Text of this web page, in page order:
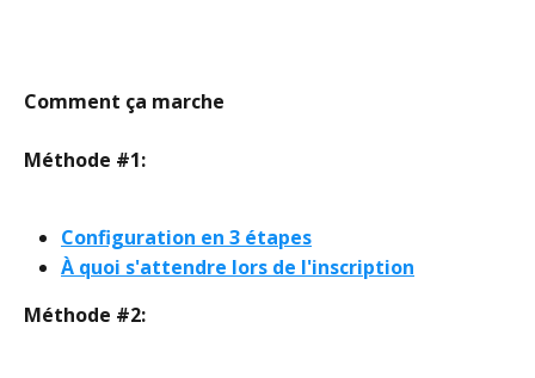
Comment ça marche
Méthode #1:
Configuration en 3 étapes
À quoi s'attendre lors de l'inscription
Méthode #2: